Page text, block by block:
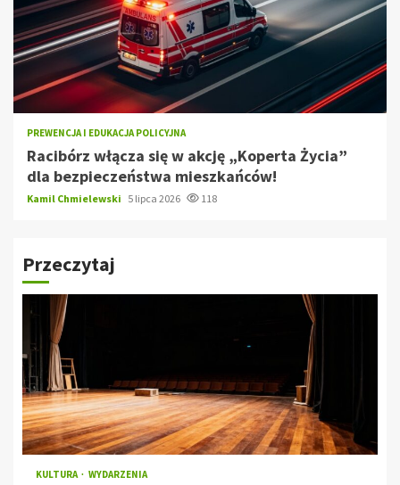
PREWENCJA I EDUKACJA POLICYJNA
Racibórz włącza się w akcję „Koperta Życia”
dla bezpieczeństwa mieszkańców!
Kamil Chmielewski 5 lipca 2026 118
Przeczytaj
KULTURA WYDARZENIA